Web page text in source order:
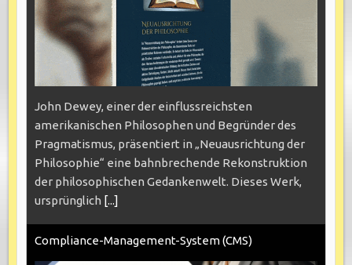
John Dewey, einer der einflussreichsten
amerikanischen Philosophen und Begründer des
Pragmatismus, präsentiert in „Neuausrichtung der
Philosophie“ eine bahnbrechende Rekonstruktion
der philosophischen Gedankenwelt. Dieses Werk,
ursprünglich [...]
Compliance-Management-System (CMS)